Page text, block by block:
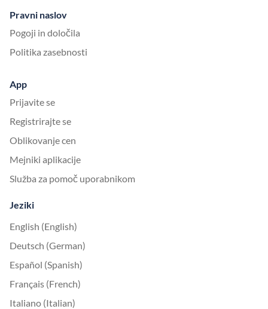
Pravni naslov
Pogoji in določila
Politika zasebnosti
App
Prijavite se
Registrirajte se
Oblikovanje cen
Mejniki aplikacije
Služba za pomoč uporabnikom
Jeziki
English (English)
Deutsch (German)
Español (Spanish)
Français (French)
Italiano (Italian)